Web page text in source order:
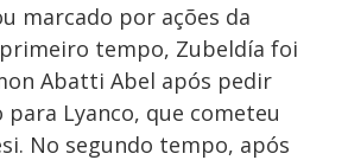
marcado por ações da
tempo, Zubeldía foi
Abatti Abel após pedir
Lyanco, que cometeu
No segundo tempo, após